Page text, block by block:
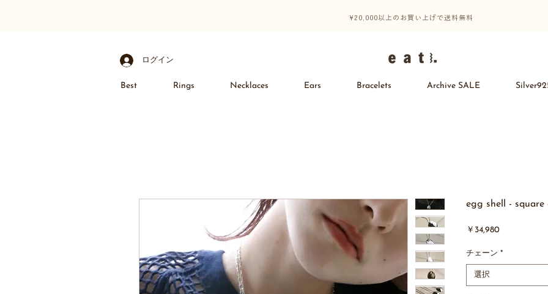
¥20,000以上のお買い上げで送料無料
ログイン
Best Rings Necklaces Ears Bracelets Archive SALE
egg shell - square
￥34,980価
チェーン *
選択